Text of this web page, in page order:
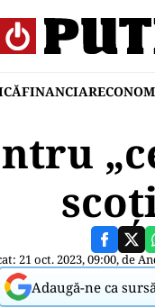
FINANCIAR
21 oct. 2023, 09:00, de
Adaugă-ne ca